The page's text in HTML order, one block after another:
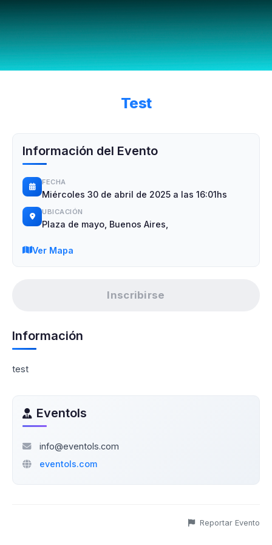
Test
Información del Evento
FECHA
Miércoles 30 de abril de 2025 a las 16:01hs
UBICACIÓN
Plaza de mayo, Buenos Aires,
Ver Mapa
Inscribirse
Información
test
Eventols
info@eventols.com
eventols.com
Reportar Evento